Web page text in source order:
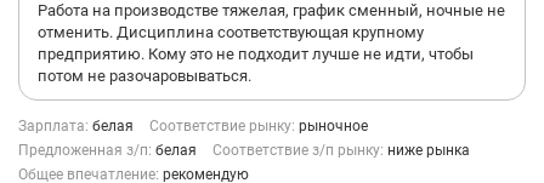
Работа на производстве тяжелая, график сменный, ночные не
отменить. Дисциплина соответствующая крупному
предприятию. Кому это не подходит лучше не идти, чтобы
потом не разочаровываться.
Зарплата: белая Соответствие рынку: рыночное
Предложенная з/п: белая Соответствие з/п рынку: ниже рынка
Общее впечатление: рекомендую